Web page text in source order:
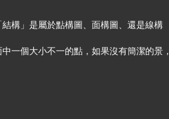
構」是屬於點構圖、面構圖、還是線構
一個大小不一的點，如果沒有簡潔的景，